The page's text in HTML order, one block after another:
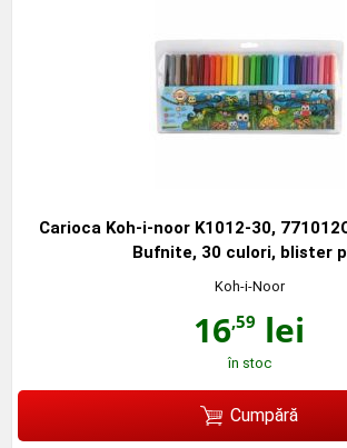
Carioca Koh-i-noor K1012-30,
Bufnite, 30 culori, blister
Koh-i-Noor
16,59 lei
în stoc
Cumpără